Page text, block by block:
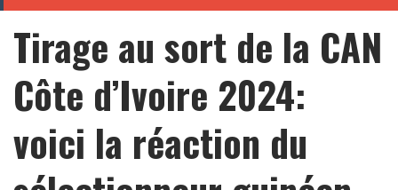
Tirage au sort de la CAN
Côte d’Ivoire 2024:
voici la réaction du